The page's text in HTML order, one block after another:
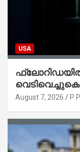
USA
August 7, 2026 P